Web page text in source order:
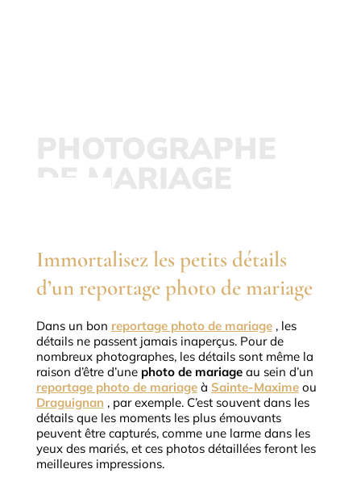
Immortalisez les petits détails
d’un reportage photo de mariage
Dans un bon reportage photo de mariage, les
détails ne passent jamais inaperçus. Pour de
nombreux photographes, les détails sont même la
raison d’être d’une photo de mariageau sein d’un
reportage photo de mariageà Sainte-Maximeou
Draguignan , par exemple. C’est souvent dans les
détails que les moments les plus émouvants
peuvent être capturés, comme une larme dans les
yeux des mariés, et ces photos détaillées feront les
meilleures impressions.